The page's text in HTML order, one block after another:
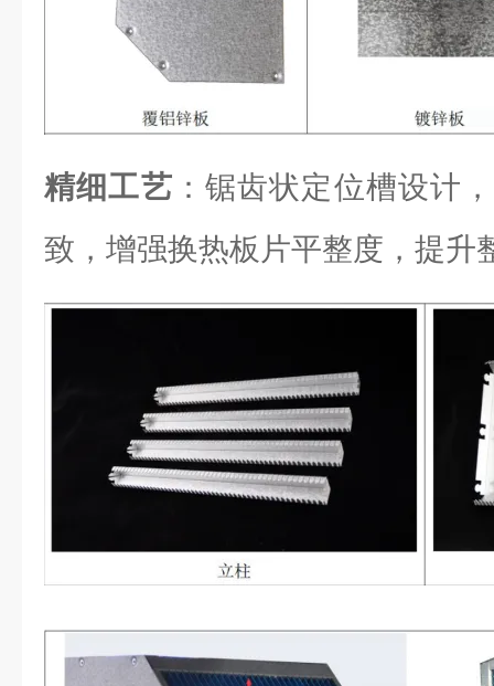
精细工艺 ：锯齿状定位槽设计
致，增强换热板片平整度，提升